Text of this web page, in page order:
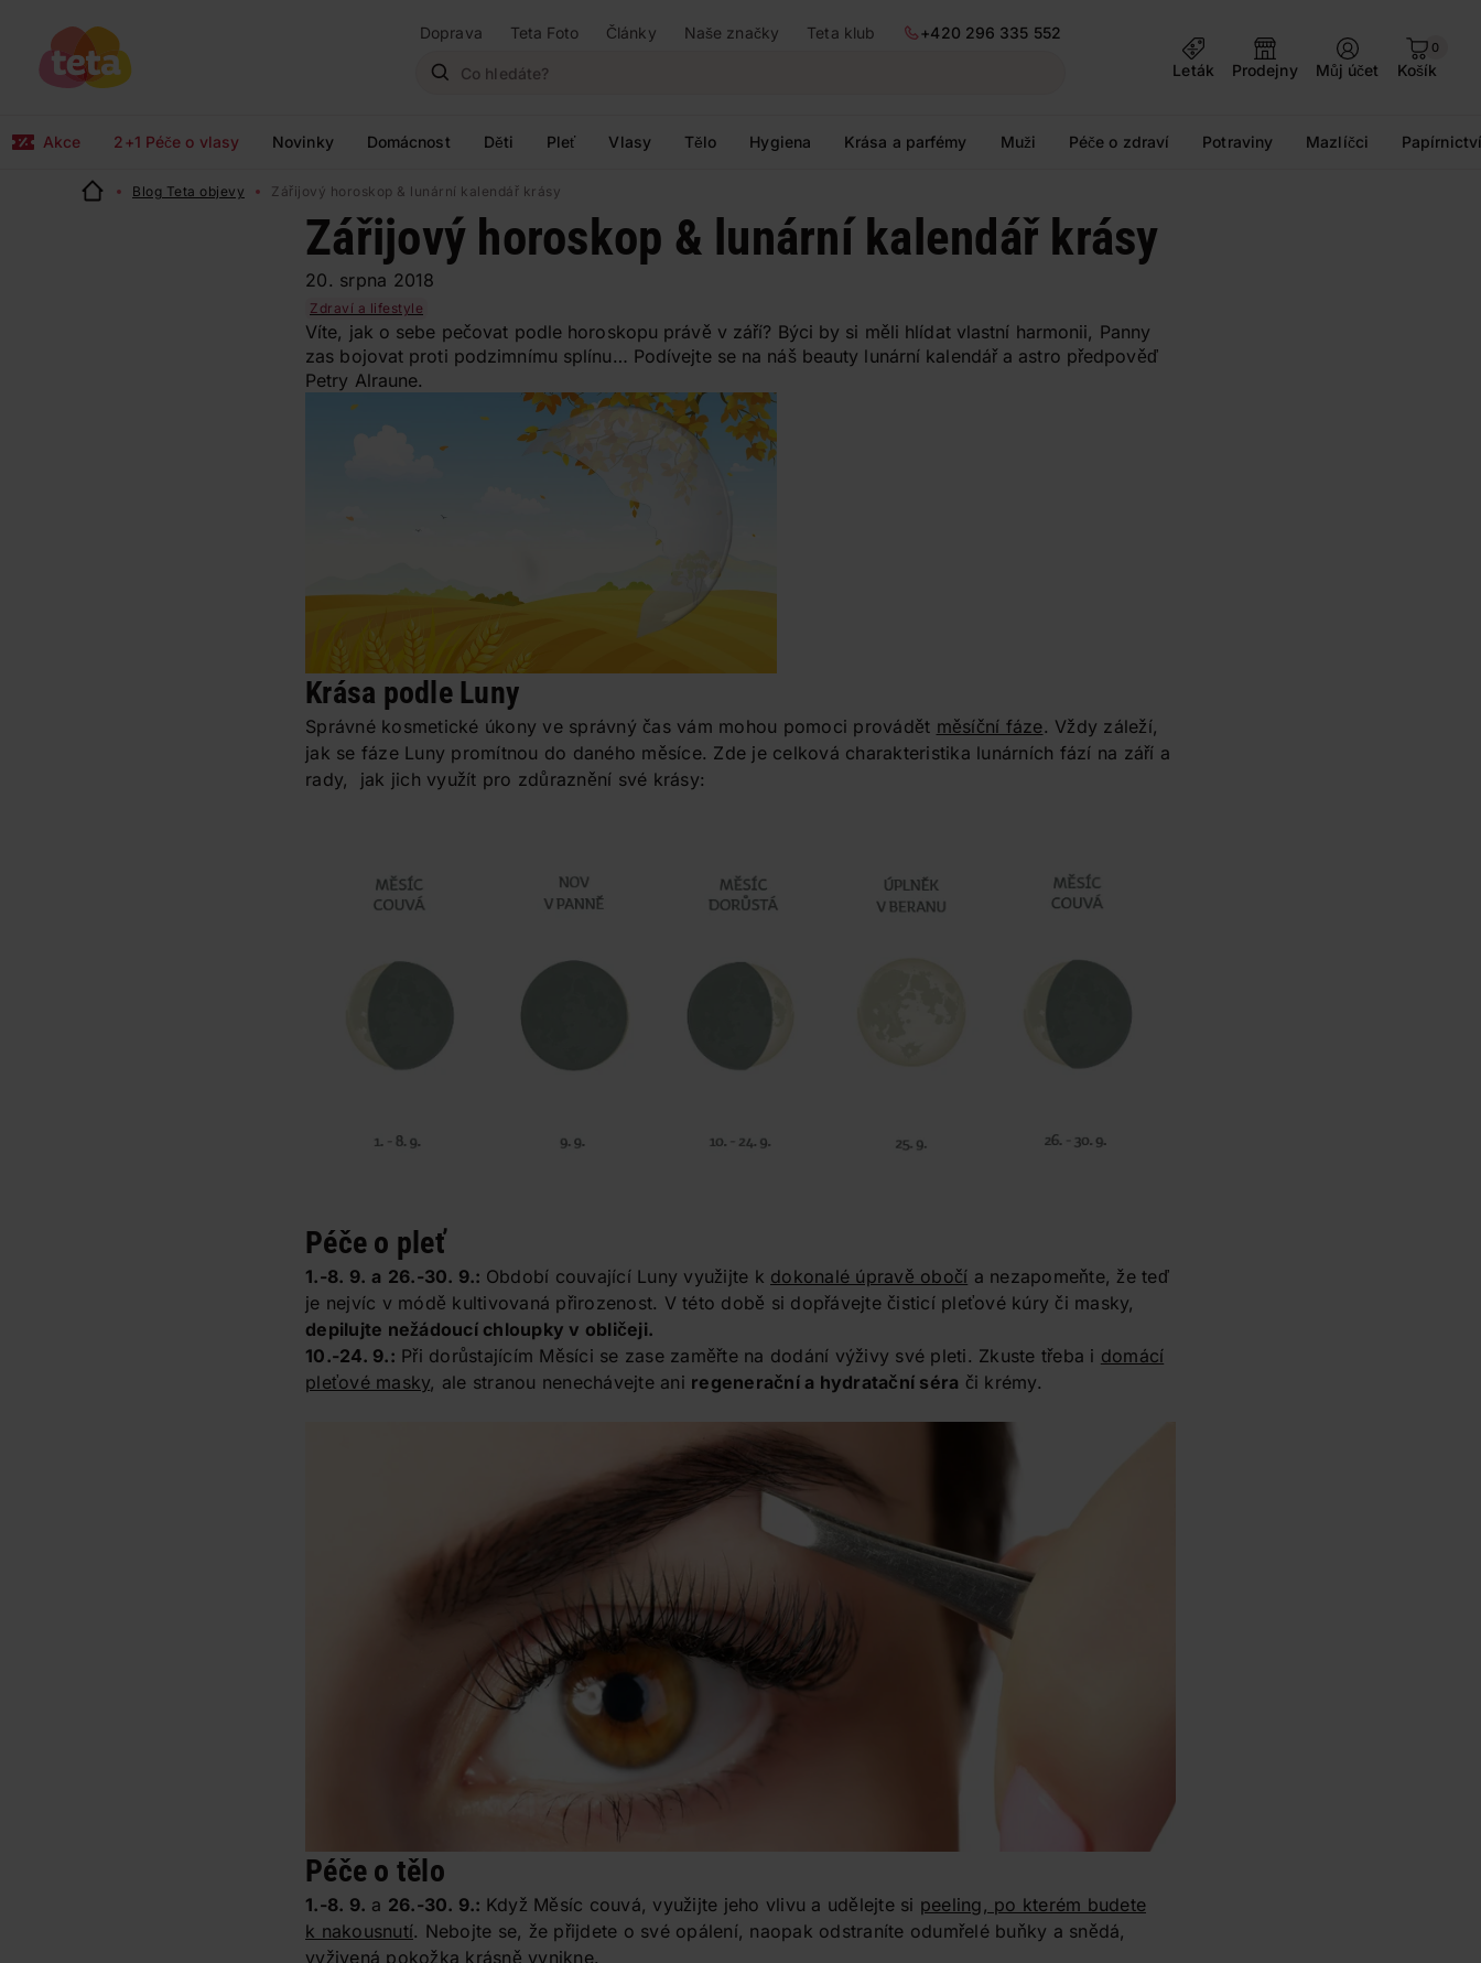
Doprava Teta Foto Články Naše značky Teta klub
+420 296 335 552
Leták
Prodejny Můj účet
0
Košík
Akce 2+1 Péče o vlasy Novinky Domácnost Děti Pleť Vlasy Tělo Hygiena Krása a parfémy Muži Péče o zdraví Potraviny Mazlíčci
Blog Teta objevy Zářijový horoskop & lunární kalendář krásy
Zářijový horoskop & lunární kalendář krásy
20. srpna 2018
Zdraví a lifestyle
Víte, jak o sebe pečovat podle horoskopu právě v září? Býci by si měli hlídat vlastní harmonii, Panny
zas bojovat proti podzimnímu splínu… Podívejte se na náš beauty lunární kalendář a astro předpověď
Petry Alraune.
Krása podle Luny
Správné kosmetické úkony ve správný čas vám mohou pomoci provádět měsíční fáze. Vždy záleží,
jak se fáze Luny promítnou do daného měsíce. Zde je celková charakteristika lunárních fází na září a
rady, jak jich využít pro zdůraznění své krásy:
Péče o pleť
1.-8. 9. a 26.-30. 9.: Období couvající Luny využijte k dokonalé úpravě obočí a nezapomeňte, že teď
je nejvíc v módě kultivovaná přirozenost. V této době si dopřávejte čisticí pleťové kúry či masky,
depilujte nežádoucí chloupky v obličeji.
10.-24. 9.: Při dorůstajícím Měsíci se zase zaměřte na dodání výživy své pleti. Zkuste třeba i domácí
pleťové masky, ale stranou nenechávejte ani regenerační a hydratační séra či krémy.
Péče o tělo
1.-8. 9. a 26.-30. 9.: Když Měsíc couvá, využijte jeho vlivu a udělejte si peeling, po kterém budete
k nakousnutí. Nebojte se, že přijdete o své opálení, naopak odstraníte odumřelé buňky a snědá,
vyživená pokožka krásně vynikne.